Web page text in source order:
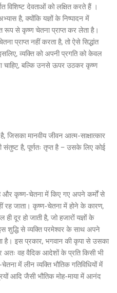
विशिष्ट देवताओं को लक्षित करते हैं ।
है, क्योंकि यज्ञों के निष्पादन में
रूप से कृष्ण चेतना प्राप्त कर लेता है।
प्राप्त नहीं करता है, तो ऐसे सिद्धांत
व्यक्ति को अपनी प्रगति को केवल
चाहिए, बल्कि उनसे ऊपर उठकर कृष्ण
मानवीय जीवन आत्म-साक्षात्कार
है, पूर्णतः तृप्त है – उसके लिए कोई
और कृष्ण-चेतना में किए गए अपने कर्मों से
रह जाता। कृष्ण-चेतना में होने के कारण,
दूर हो जाती है, जो हजारों यज्ञों के
शुद्धि से व्यक्ति परमेश्वर के साथ अपने
है। इस प्रकार, भगवान की कृपा से उसका
अतः वह वैदिक आदेशों के प्रति किसी भी
में लीन व्यक्ति भौतिक गतिविधियों में
आदि जैसी भौतिक मोह-माया में आनंद